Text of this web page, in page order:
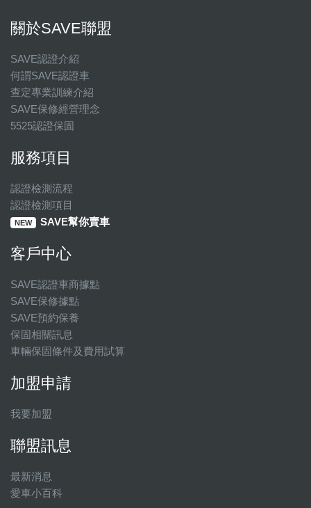
關於SAVE聯盟
SAVE認證介紹
何謂SAVE認證車
查定專業訓練介紹
SAVE保修經營理念
5525認證保固
服務項目
認證檢測流程
認證檢測項目
NEW SAVE幫你賣車
客戶中心
SAVE認證車商據點
SAVE保修據點
SAVE預約保養
保固相關訊息
車輛保固條件及費用試算
加盟申請
我要加盟
聯盟訊息
最新消息
愛車小百科